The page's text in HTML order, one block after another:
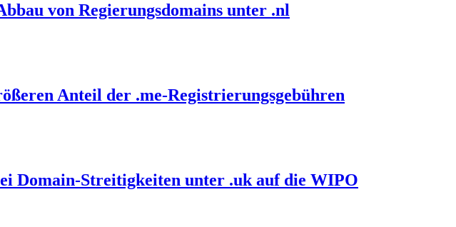
von Regierungsdomains unter .nl
Anteil der .me-Registrierungsgebühren
Domain-Streitigkeiten unter .uk auf die WIPO